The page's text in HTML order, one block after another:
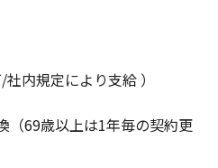
内規定により支給 ）
（69歳以上は1年毎の契約更